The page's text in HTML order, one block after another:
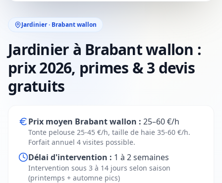
Jardinier · Brabant wallon
Jardinier à Brabant wallon :
prix 2026, primes & 3 devis
gratuits
Prix moyen Brabant wallon : 25–60 €/h
Tonte pelouse 25-45 €/h, taille de haie 35-60 €/h.
Forfait annuel 4 visites possible.
Délai d'intervention : 1 à 2 semaines
Intervention sous 3 à 14 jours selon saison
(printemps + automne pics)